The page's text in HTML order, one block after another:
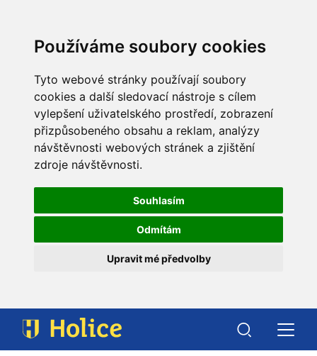
Používáme soubory cookies
Tyto webové stránky používají soubory
cookies a další sledovací nástroje s cílem
vylepšení uživatelského prostředí, zobrazení
přizpůsobeného obsahu a reklam, analýzy
návštěvnosti webových stránek a zjištění
zdroje návštěvnosti.
Souhlasím
Odmítám
Upravit mé předvolby